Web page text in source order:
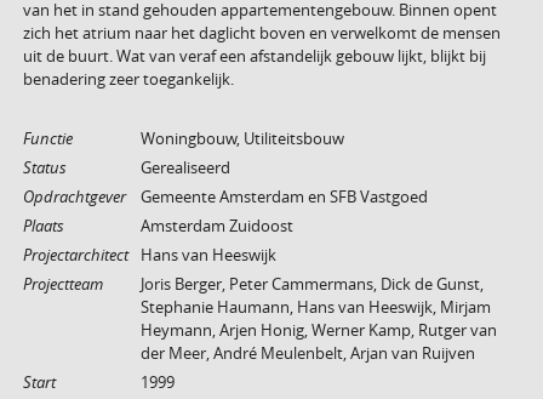
van het in stand gehouden appartementengebouw. Binnen opent
zich het atrium naar het daglicht boven en verwelkomt de mensen
uit de buurt. Wat van veraf een afstandelijk gebouw lijkt, blijkt bij
benadering zeer toegankelijk.
Functie
Woningbouw, Utiliteitsbouw
Status
Gerealiseerd
Opdrachtgever
Gemeente Amsterdam en SFB Vastgoed
Plaats
Amsterdam Zuidoost
Projectarchitect
Hans van Heeswijk
Projectteam
Joris Berger, Peter Cammermans, Dick de Gunst,
Stephanie Haumann, Hans van Heeswijk, Mirjam
Heymann, Arjen Honig, Werner Kamp, Rutger van
der Meer, André Meulenbelt, Arjan van Ruijven
Start
1999